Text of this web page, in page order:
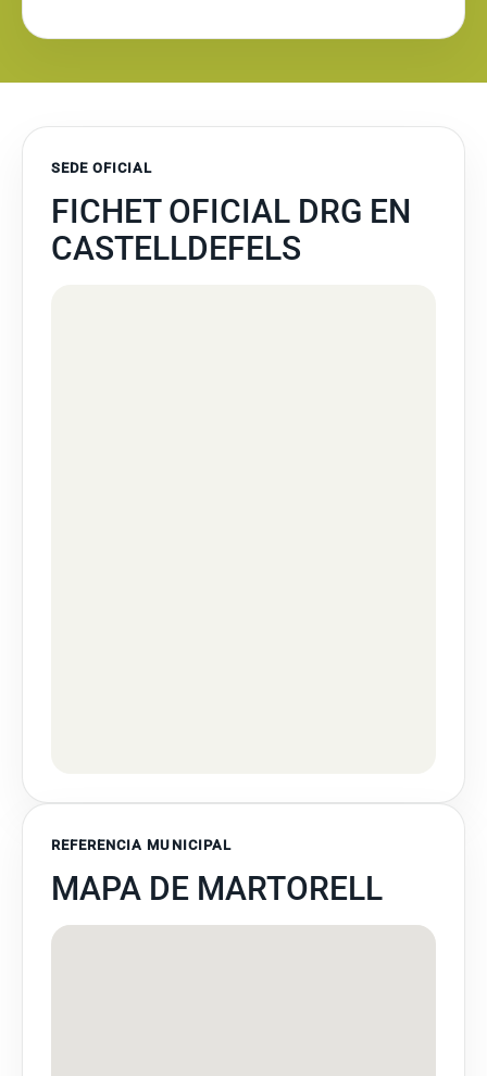
SEDE OFICIAL
FICHET OFICIAL DRG EN
CASTELLDEFELS
REFERENCIA MUNICIPAL
MAPA DE MARTORELL